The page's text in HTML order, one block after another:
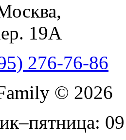
,
19А
276-76-86
© 2026